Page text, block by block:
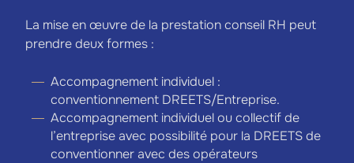
La mise en œuvre de la prestation conseil RH peut
prendre deux formes :
Accompagnement individuel :
conventionnement DREETS/Entreprise.
Accompagnement individuel ou collectif de
l’entreprise avec possibilité pour la DREETS de
conventionner avec des opérateurs